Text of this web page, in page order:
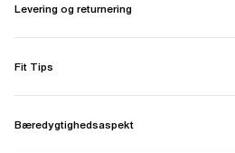
Levering og returnering
Fit Tips
Bæredygtighedsaspekt